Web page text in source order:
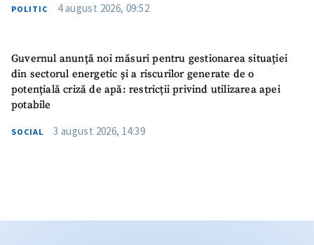
POLITIC 4 august 2026, 09:52
Guvernul anunță noi măsuri pentru gestionarea situației
din sectorul energetic și a riscurilor generate de o
potențială criză de apă: restricții privind utilizarea apei
potabile
SOCIAL 3 august 2026, 14:39